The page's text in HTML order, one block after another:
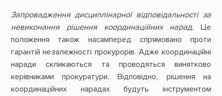
Запровадження дисциплінарної відповідальності за
невиконання рішення координаційних нарад. Це
положення також насамперед спрямовано проти
гарантій незалежності прокурорів. Адже координаційні
наради скликаються та проводяться винятково
керівниками прокуратури. Відповідно, рішення на
координаційних нарадах будуть інструментом